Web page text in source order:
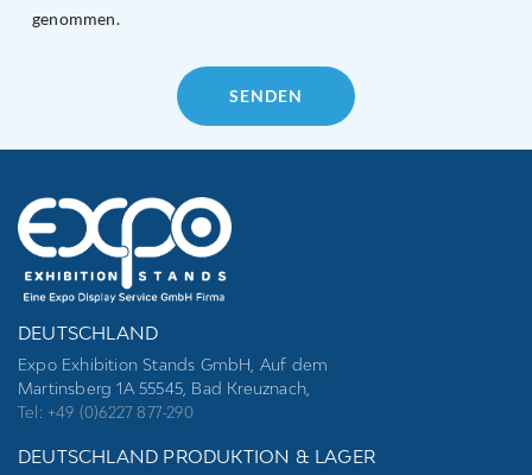
genommen.
empty.
DEUTSCHLAND
Expo Exhibition Stands GmbH, Auf dem
Martinsberg 1A 55545, Bad Kreuznach,
Tel: +49 (0)6227 877-290
DEUTSCHLAND PRODUKTION & LAGER